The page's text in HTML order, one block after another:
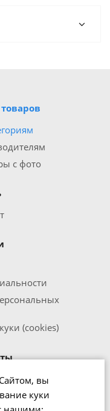
вы
куки
с фото
(cookies)